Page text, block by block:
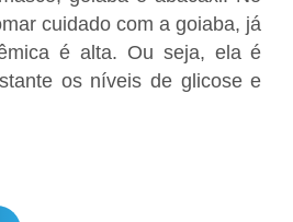
cuidado com a goiaba, já
é alta. Ou seja, ela é
os níveis de glicose e